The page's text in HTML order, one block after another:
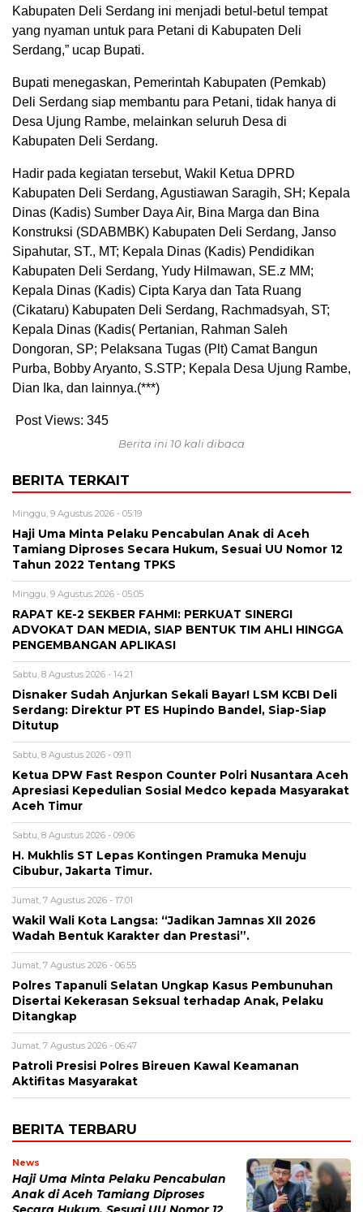
Kabupaten Deli Serdang ini menjadi betul-betul tempat
yang nyaman untuk para Petani di Kabupaten Deli
Serdang,” ucap Bupati.
Bupati menegaskan, Pemerintah Kabupaten (Pemkab)
Deli Serdang siap membantu para Petani, tidak hanya di
Desa Ujung Rambe, melainkan seluruh Desa di
Kabupaten Deli Serdang.
Hadir pada kegiatan tersebut, Wakil Ketua DPRD
Kabupaten Deli Serdang, Agustiawan Saragih, SH; Kepala
Dinas (Kadis) Sumber Daya Air, Bina Marga dan Bina
Konstruksi (SDABMBK) Kabupaten Deli Serdang, Janso
Sipahutar, ST., MT; Kepala Dinas (Kadis) Pendidikan
Kabupaten Deli Serdang, Yudy Hilmawan, SE.z MM;
Kepala Dinas (Kadis) Cipta Karya dan Tata Ruang
(Cikataru) Kabupaten Deli Serdang, Rachmadsyah, ST;
Kepala Dinas (Kadis( Pertanian, Rahman Saleh
Dongoran, SP; Pelaksana Tugas (Plt) Camat Bangun
Purba, Bobby Aryanto, S.STP; Kepala Desa Ujung Rambe,
Dian Ika, dan lainnya.(***)
Post Views: 345
Berita ini 10 kali dibaca
BERITA TERKAIT
Minggu, 9 Agustus 2026 - 05:19
Haji Uma Minta Pelaku Pencabulan Anak di Aceh
Tamiang Diproses Secara Hukum, Sesuai UU Nomor 12
Tahun 2022 Tentang TPKS
Minggu, 9 Agustus 2026 - 05:05
RAPAT KE-2 SEKBER FAHMI: PERKUAT SINERGI
ADVOKAT DAN MEDIA, SIAP BENTUK TIM AHLI HINGGA
PENGEMBANGAN APLIKASI
Sabtu, 8 Agustus 2026 - 14:21
Disnaker Sudah Anjurkan Sekali Bayar! LSM KCBI Deli
Serdang: Direktur PT ES Hupindo Bandel, Siap-Siap
Ditutup
Sabtu, 8 Agustus 2026 - 09:11
Ketua DPW Fast Respon Counter Polri Nusantara Aceh
Apresiasi Kepedulian Sosial Medco kepada Masyarakat
Aceh Timur
Sabtu, 8 Agustus 2026 - 09:06
H. Mukhlis ST Lepas Kontingen Pramuka Menuju
Cibubur, Jakarta Timur.
Jumat, 7 Agustus 2026 - 17:01
Wakil Wali Kota Langsa: “Jadikan Jamnas XII 2026
Wadah Bentuk Karakter dan Prestasi”.
Jumat, 7 Agustus 2026 - 06:55
Polres Tapanuli Selatan Ungkap Kasus Pembunuhan
Disertai Kekerasan Seksual terhadap Anak, Pelaku
Ditangkap
Jumat, 7 Agustus 2026 - 06:47
Patroli Presisi Polres Bireuen Kawal Keamanan
Aktifitas Masyarakat
BERITA TERBARU
News
Haji Uma Minta Pelaku Pencabulan
Anak di Aceh Tamiang Diproses